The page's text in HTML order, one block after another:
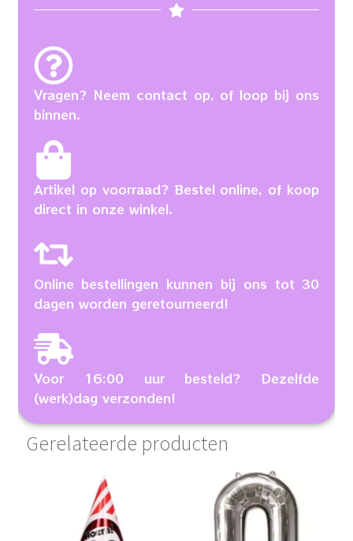
Vragen? Neem contact op, of loop bij ons
binnen.
Artikel op voorraad? Bestel online, of koop
direct in onze winkel.
Online bestellingen kunnen bij ons tot 30
dagen worden geretourneerd!
Voor 16:00 uur besteld? Dezelfde
(werk)dag verzonden!
Gerelateerde producten